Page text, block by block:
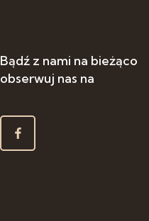
Bądź z nami na bieżąco
obserwuj nas na